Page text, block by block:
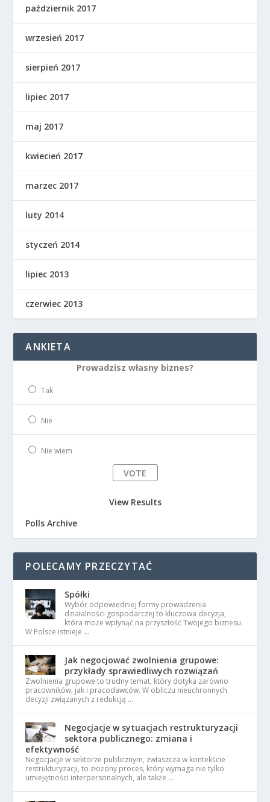
październik 2017
wrzesień 2017
sierpień 2017
lipiec 2017
maj 2017
kwiecień 2017
marzec 2017
luty 2014
styczeń 2014
lipiec 2013
czerwiec 2013
ANKIETA
Prowadzisz własny biznes?
Tak
Nie
Nie wiem
View Results
Polls Archive
POLECAMY PRZECZYTAĆ
Spółki
Wybór odpowiedniej formy prowadzenia
działalności gospodarczej to kluczowa decyzja,
która może wpłynąć na przyszłość Twojego biznesu.
W Polsce istnieje …
Jak negocjować zwolnienia grupowe:
przykłady sprawiedliwych rozwiązań
Zwolnienia grupowe to trudny temat, który dotyka zarówno
pracowników, jak i pracodawców. W obliczu nieuchronnych
decyzji związanych z redukcją …
Negocjacje w sytuacjach restrukturyzacji
sektora publicznego: zmiana i
efektywność
Negocjacje w sektorze publicznym, zwłaszcza w kontekście
restrukturyzacji, to złożony proces, który wymaga nie tylko
umiejętności interpersonalnych, ale także …